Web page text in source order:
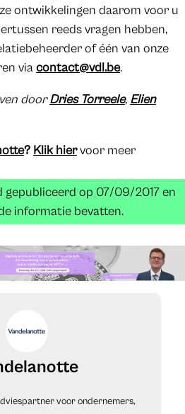
ontwikkelingen daarom voor u
reeds vragen hebben,
of één van onze
viacontact@vdl.be.
doorDries Torreele, Elien
? Klik hiervoor meer
op 07/09/2017 en
informatie bevatten.
voor ondernemers,